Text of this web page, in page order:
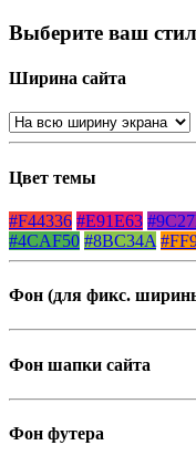
Выберите ваш
Ширина сайта
Цвет темы
#F44336 #E91E63
#4CAF50 #8BC34A
Фон (для фикс.
Фон шапки сайта
Фон футера